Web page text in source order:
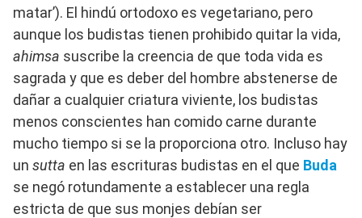
matar’). El hindú ortodoxo es vegetariano, pero
aunque los budistas tienen prohibido quitar la vida,
ahimsa suscribe la creencia de que toda vida es
sagrada y que es deber del hombre abstenerse de
dañar a cualquier criatura viviente, los budistas
menos conscientes han comido carne durante
mucho tiempo si se la proporciona otro. Incluso hay
un sutta en las escrituras budistas en el que Buda
se negó rotundamente a establecer una regla
estricta de que sus monjes debían ser